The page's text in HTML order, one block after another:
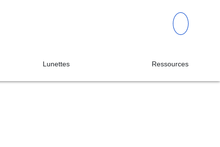
Lunettes Ressources